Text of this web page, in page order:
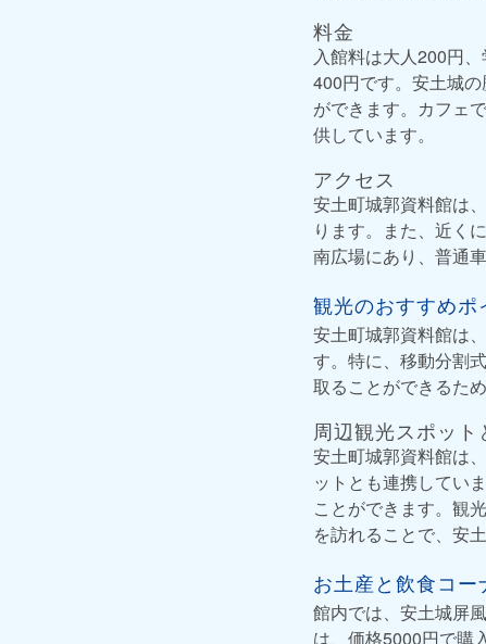
料金
入館料は大人200円
400円です。安土城
ができます。カフェ
供しています。
アクセス
安土町城郭資料館は
ります。また、近く
南広場にあり、普通
観光のおすすめポ
安土町城郭資料館は
す。特に、移動分割
取ることができるた
周辺観光スポット
安土町城郭資料館は
ットとも連携してい
ことができます。観
を訪れることで、安
お土産と飲食コー
館内では、安土城屏
は、価格5000円で購